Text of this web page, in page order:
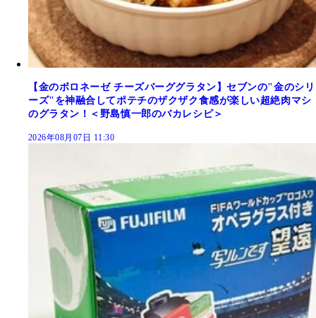
【金のボロネーゼ チーズバーググラタン】セブンの"金のシリ
ーズ"を神融合してポテチのザクザク食感が楽しい超絶肉マシ
のグラタン！＜野島慎一郎のバカレシピ＞
2026年08月07日 11:30